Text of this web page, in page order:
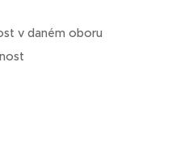
v daném oboru